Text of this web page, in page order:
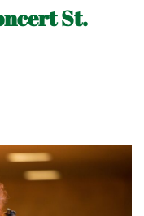
St.